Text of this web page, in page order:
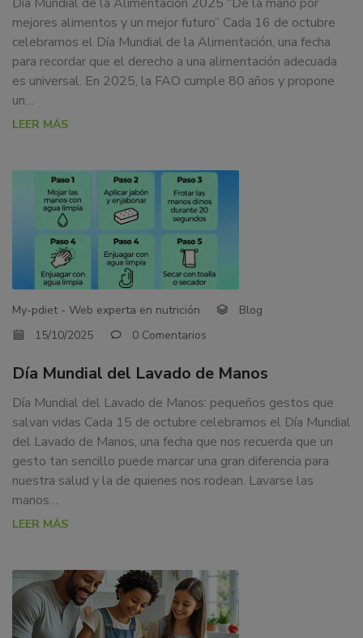
mejores alimentos y un mejor futuro” Cada 16 de octubre
celebramos el Día Mundial de la Alimentación, una fecha
para recordar que el derecho a una alimentación adecuada
es universal. En 2025, la FAO cumple 80 años y propone
un…
LEER MÁS
My-pdiet - Web experta en nutrición
Blog
15/10/2025
0 Comentarios
Día Mundial del Lavado de Manos
Día Mundial del Lavado de Manos: pequeños gestos que
salvan vidas Cada 15 de octubre celebramos el Día Mundial
del Lavado de Manos, una fecha que nos recuerda que un
gesto tan sencillo puede marcar una gran diferencia para
nuestra salud y la de quienes nos rodean. Lavarse las
manos…
LEER MÁS